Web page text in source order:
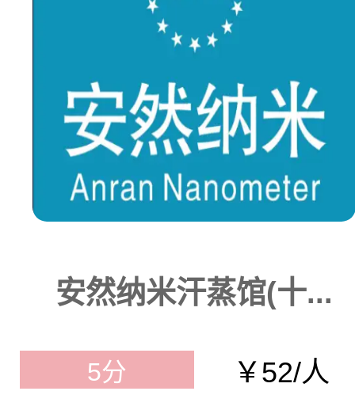
安然纳米汗蒸馆(十...
5分 ￥52/人